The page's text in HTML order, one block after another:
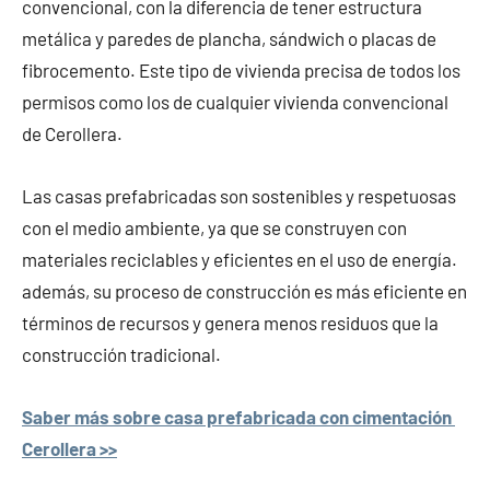
convencional, con la diferencia de tener estructura
metálica y paredes de plancha, sándwich o placas de
fibrocemento. Este tipo de vivienda precisa de todos los
permisos como los de cualquier vivienda convencional
de Cerollera.
Las casas prefabricadas son sostenibles y respetuosas
con el medio ambiente, ya que se construyen con
materiales reciclables y eficientes en el uso de energía.
además, su proceso de construcción es más eficiente en
términos de recursos y genera menos residuos que la
construcción tradicional.
Saber más sobre casa prefabricada con cimentación
Cerollera >>